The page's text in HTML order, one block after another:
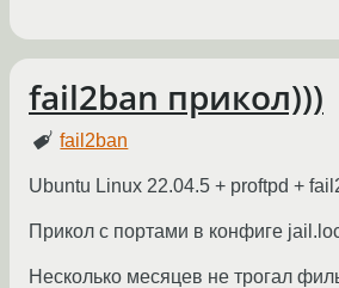
fail2ban прикол)))
fail2ban
Ubuntu Linux 22.04.5 + proftpd +
Прикол с портами в конфиге
Несколько месяцев не трогал